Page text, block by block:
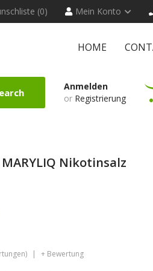
(0) Mein Konto
HOME
Anmelden
or Registrierung
Nikotinsalz
+ Bewertung